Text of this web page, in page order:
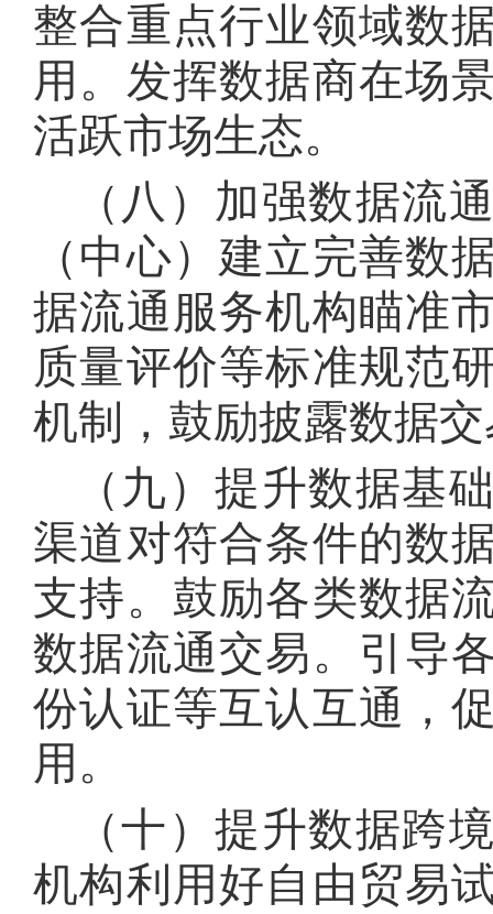
整合重点行业领域数
用 。 发挥数据商在场
活跃市场生态。
（八）加强数据流
（中心）建立完善数
据流通服务机构瞄准
质量评价等标准规范
机制，鼓励披露数据
（九）提升数据基
渠道对符合条件的数
支持。 鼓励各类数据
数据流通交易。 引导
份认证等互认互通，
用 。
（十）提升数据跨
机构利用好自由贸易